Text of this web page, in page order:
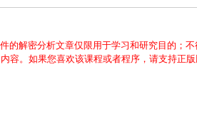
解密分析文章仅限用于学习和研究目的；
。如果您喜欢该课程或者程序，请支持正